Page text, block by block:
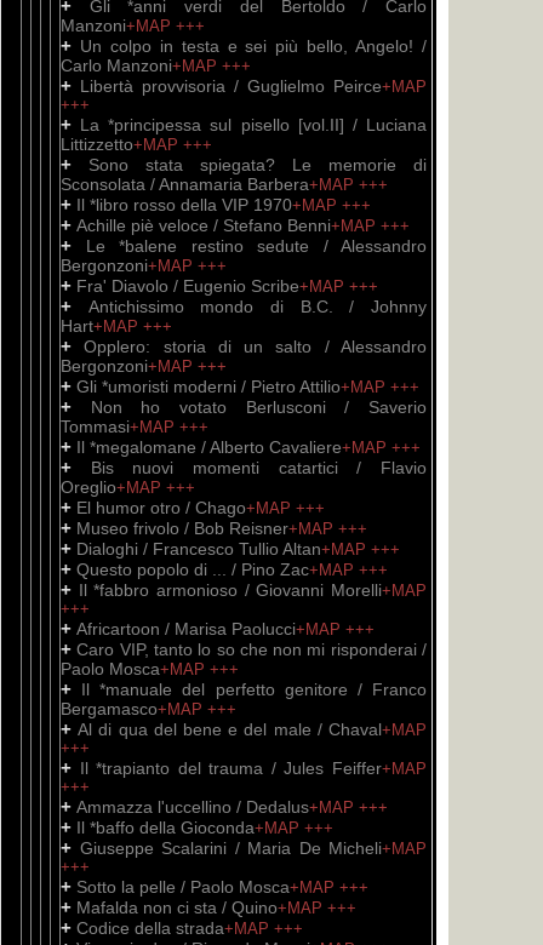
+ Gli *anni verdi del Bertoldo / Carlo
Manzoni+MAP +++
+ Un colpo in testa e sei più bello, Angelo! /
Carlo Manzoni+MAP +++
+ Libertà provvisoria / Guglielmo Peirce+MAP
+++
+ La *principessa sul pisello [vol.II] / Luciana
Littizzetto+MAP +++
+ Sono stata spiegata? Le memorie di
Sconsolata / Annamaria Barbera+MAP +++
+ Il *libro rosso della VIP 1970+MAP +++
+ Achille piè veloce / Stefano Benni+MAP +++
+
Le *balene restino sedute / Alessandro
Bergonzoni+MAP +++
+ Fra' Diavolo / Eugenio Scribe+MAP +++
+ Antichissimo mondo di B.C. / Johnny
Hart+MAP +++
+Opplero: storia di un salto / Alessandro
Bergonzoni+MAP +++
+ Gli *umoristi moderni / Pietro Attilio+MAP +++
+
Non ho votato Berlusconi / Saverio
Tommasi+MAP +++
+ Il *megalomane / Alberto Cavaliere+MAP +++
+
Bis nuovi momenti catartici / Flavio
Oreglio+MAP +++
+ El humor otro / Chago+MAP +++
+ Museo frivolo / Bob Reisner+MAP +++
+ Dialoghi / Francesco Tullio Altan+MAP +++
+ Questo popolo di ... / Pino Zac+MAP +++
+ Il *fabbro armonioso / Giovanni Morelli+MAP
+++
+ Africartoon / Marisa Paolucci+MAP +++
+Caro VIP, tanto lo so che non mi risponderai /
Paolo Mosca+MAP +++
+ Il *manuale del perfetto genitore / Franco
Bergamasco+MAP +++
+Al di qua del bene e del male / Chaval+MAP
+++
+ Il *trapianto del trauma / Jules Feiffer+MAP
+++
+ Ammazza l'uccellino / Dedalus+MAP +++
+ Il *baffo della Gioconda+MAP +++
+ Giuseppe Scalarini / Maria De Micheli+MAP
+++
+ Sotto la pelle / Paolo Mosca+MAP +++
+ Mafalda non ci sta / Quino+MAP +++
+ Codice della strada+MAP +++